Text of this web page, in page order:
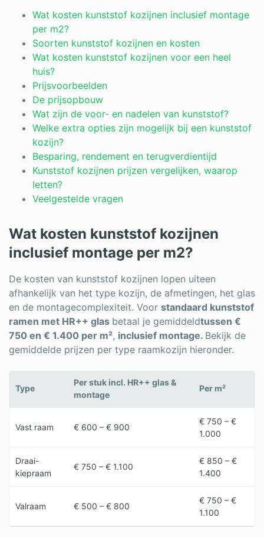
Wat kosten kunststof kozijnen inclusief montage
per m2?
Soorten kunststof kozijnen en kosten
Wat kosten kunststof kozijnen voor een heel
huis?
Prijsvoorbeelden
De prijsopbouw
Wat zijn de voor- en nadelen van kunststof?
Welke extra opties zijn mogelijk bij een kunststof
kozijn?
Besparing, rendement en terugverdientijd
Kunststof kozijnen prijzen vergelijken, waarop
letten?
Veelgestelde vragen
Wat kosten kunststof kozijnen
inclusief montage per m2?
De kosten van kunststof kozijnen lopen uiteen
afhankelijk van het type kozijn, de afmetingen, het glas
en de montagecomplexiteit. Voor standaard kunststof
ramen met HR++ glas betaal je gemiddeldtussen €
750 en € 1.400 per m², inclusief montage. Bekijk de
gemiddelde prijzen per type raamkozijn hieronder.
Type
Per stuk incl. HR++ glas &
montage
Per m²
Vast raam € 600 – € 900
€ 750 – €
1.000
Draai-
kiepraam
€ 750 – € 1.100
€ 850 – €
1.400
Valraam € 500 – € 800
€ 750 – €
1.100